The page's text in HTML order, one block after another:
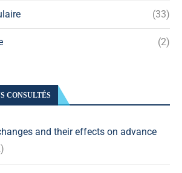
(33)
(2)
CONSULTÉS
and their effects on advance